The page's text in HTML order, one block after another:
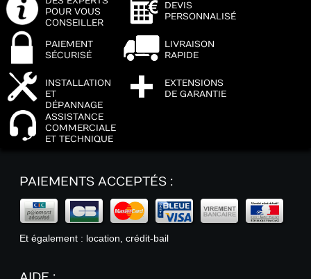
POUR VOUS
CONSEILLER
DEVIS
PERSONNALISÉ
PAIEMENT
SÉCURISÉ
LIVRAISON
RAPIDE
INSTALLATION
ET
DÉPANNAGE
EXTENSIONS
DE GARANTIE
ASSISTANCE
COMMERCIALE
ET TECHNIQUE
PAIEMENTS ACCEPTÉS :
Et également : location, crédit-bail